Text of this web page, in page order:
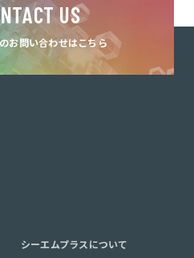
US
お問い合わせはこちら
シーエムプラスについて